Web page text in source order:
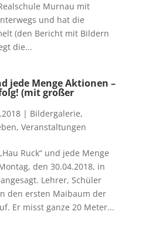
Murnau mit
und hat die
(den Bericht mit Bildern
die...
jede Menge Aktionen –
(mit großer
| Bildergalerie,
, Veranstaltungen
Ruck“ und jede Menge
den 30.04.2018, in
Lehrer, Schüler
den ersten Maibaum der
Er misst ganze 20 Meter...